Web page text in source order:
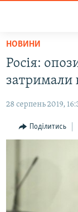
Перейти
основного
матеріалу
Перейти
до
навігації
Перейти
пошуку
ВІДЕО ТА ФОТО
ПОЛІТИКА
БЛОГИ
ІНТЕРВ'Ю
ВСЕ ЗА ДЕНЬ
СПЕЦПРОЕКТИ
НОВИНИ
Росія:
затримали
28 серпень 2019,
Поділитись